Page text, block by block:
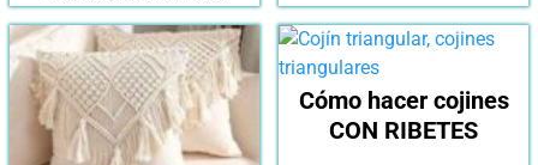
Cómo hacer cojines
CON RIBETES